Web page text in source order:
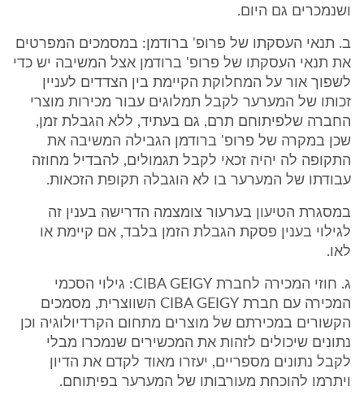
ושנמכרים גם היום.
ב. תנאי העסקתו של פרופ' ברודמן: במסמכים המפרטים
את תנאי העסקתו של פרופ' ברודמן אצל המשיבה יש כדי
לשפוך אור על המחלוקת הקיימת בין הצדדים לעניין
זכותו של המערער לקבל תמלוגים עבור מכירות מוצרי
החברה שלפיתוחם תרם, גם בעתיד, ללא הגבלת זמן,
שכן במקרה של פרופ' ברודמן הגבילה המשיבה את
התקופה לה יהיה זכאי לקבל תגמולים, להבדיל מחוזה
עבודתו של המערער בו לא הוגבלה תקופת הזכאות.
במסגרת הטיעון בערעור צומצמה הדרישה בענין זה
לגילוי בענין פסקת הגבלת הזמן בלבד, אם קיימת או
לאו.
ג. חוזי המכירה לחברת CIBA GEIGY: גילוי הסכמי
המכירה עם חברת CIBA GEIGY השווצרית, מסמכים
הקשורים במכירתם של מוצרים מתחום הקרדיולוגיה וכן
נתונים שיכולים לזהות את המכשירים שנמכרו מבלי
לקבל נתונים מספריים, יעזרו מאוד לקדם את הדיון
ויתרמו להוכחת מעורבותו של המערער בפיתוחם.